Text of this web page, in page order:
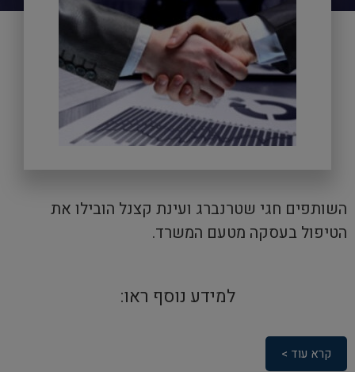
השותפים חגי שטרנברג ועינת קצנל הובילו את
הטיפול בעסקה מטעם המשרד.
למידע נוסף ראו:
קרא עוד >